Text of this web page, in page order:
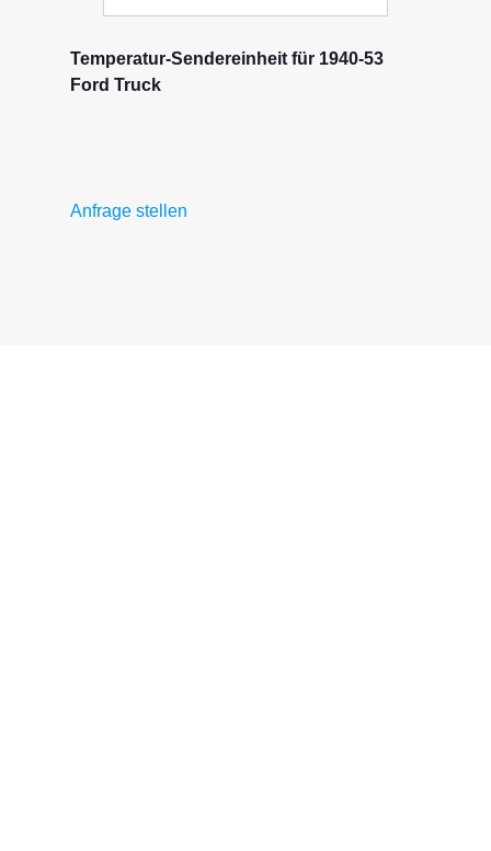
Temperatur-Sendereinheit für 1940-53
Ford Truck
Anfrage stellen